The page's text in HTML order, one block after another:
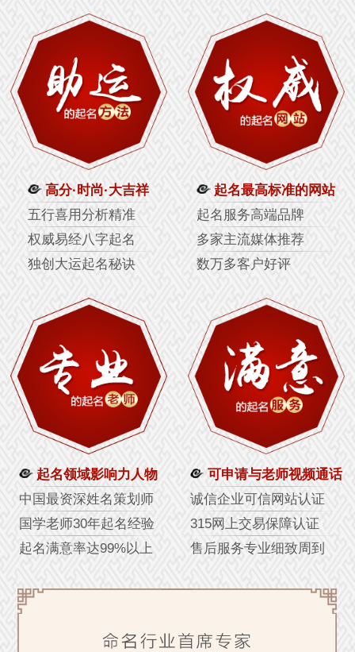
高分·时尚·大吉祥
五行喜用分析精准
权威易经八字起名
独创大运起名秘诀
起名最高标准的网站
起名服务高端品牌
多家主流媒体推荐
数万多客户好评
起名领域影响力人物
中国最资深姓名策划师
国学老师30年起名经验
起名满意率达99%以上
可申请与老师视频通话
诚信企业可信网站认证
315网上交易保障认证
售后服务专业细致周到